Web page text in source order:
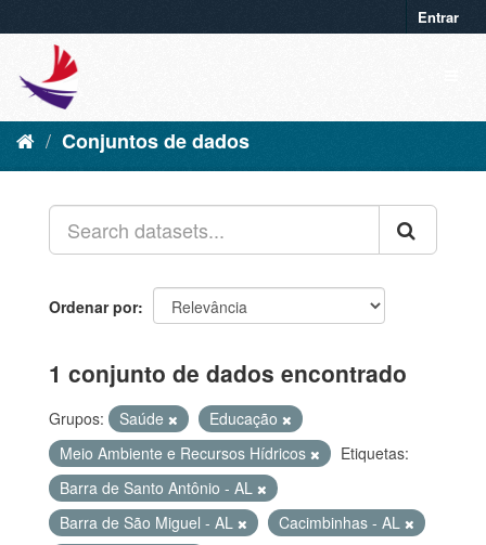
Entrar
Conjuntos de dados
Ordenar por
1 conjunto de dados encontrado
Grupos: Saúde
Educação
Meio Ambiente e Recursos Hídricos
Etiquetas:
Barra de Santo Antônio - AL
Barra de São Miguel - AL
Cacimbinhas - AL